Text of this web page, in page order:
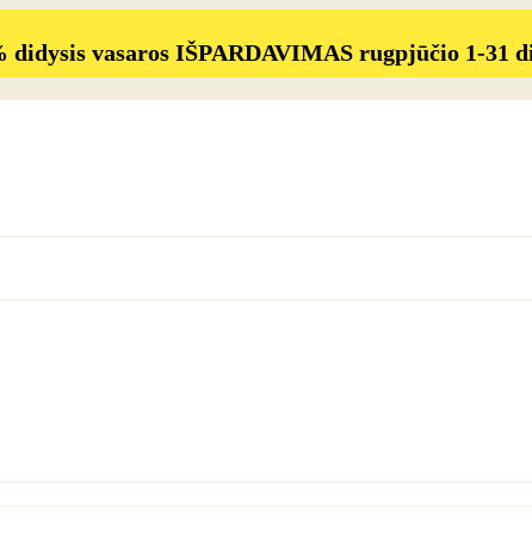
didysis vasaros IŠPARDAVIMAS rugpjūčio 1-31